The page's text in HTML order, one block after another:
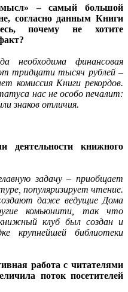
– самый большой
согласно данным Книги
почему не хотите
необходима финансовая
тридцати тысяч рублей –
комиссия Книги рекордов.
нас не особо печалит:
знаков отличия.
деятельности книжного
задачу – приобщает
популяризирует чтение.
даже ведущие Дома
комьюнити, так что
клуб был создан и
крупнейшей библиотеки
работа с читателями
поток посетителей